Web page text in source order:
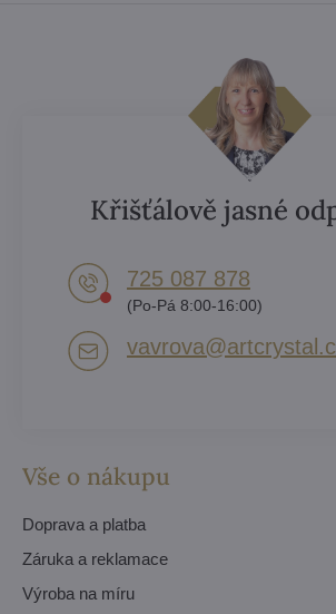
Vše o nákupu
Doprava a platba
Záruka a reklamace
Výroba na míru
Křišťálově jasné
725 087 878​
(Po-Pá 8:00-16:00)